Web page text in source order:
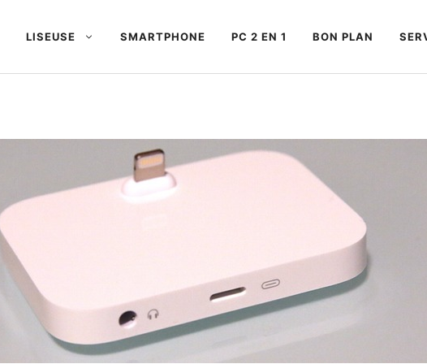
LISEUSE SMARTPHONE PC 2 EN 1 BON PLAN